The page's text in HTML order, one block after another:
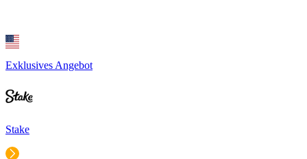
Exklusives Angebot
Stake